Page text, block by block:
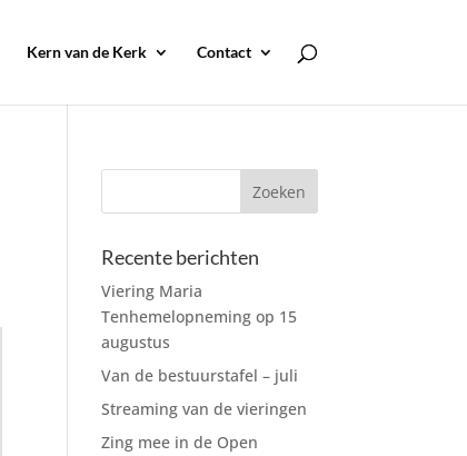
Kern van de Kerk Contact
Recente berichten
Viering Maria
Tenhemelopneming op 15
augustus
Van de bestuurstafel – juli
Streaming van de vieringen
Zing mee in de Open